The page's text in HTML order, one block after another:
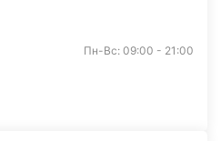
Пн-Вс: 09:00 - 21:00